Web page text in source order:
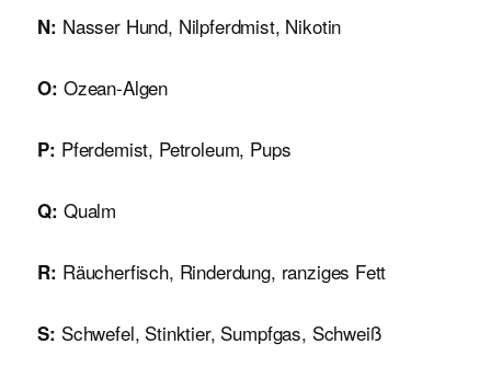
N: Nasser Hund, Nilpferdmist, Nikotin
O: Ozean-Algen
P: Pferdemist, Petroleum, Pups
Q: Qualm
R: Räucherfisch, Rinderdung, ranziges Fett
S: Schwefel, Stinktier, Sumpfgas, Schweiß